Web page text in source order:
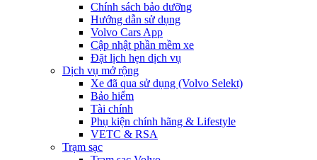
Chính sách bảo dưỡng
Hướng dẫn sử dụng
Volvo Cars App
Cập nhật phần mềm xe
Đặt lịch hẹn dịch vụ
Dịch vụ mở rộng
Xe đã qua sử dụng (Volvo Selekt)
Bảo hiểm
Tài chính
Phụ kiện chính hãng & Lifestyle
VETC & RSA
Trạm sạc